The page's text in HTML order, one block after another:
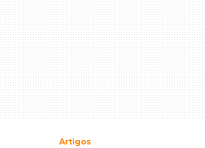
Artigos